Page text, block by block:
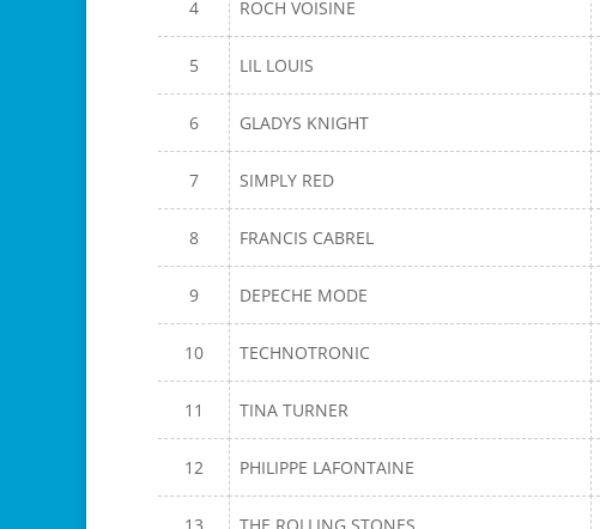
4 ROCH VOISINE
5 LIL LOUIS
6 GLADYS KNIGHT
7 SIMPLY RED
8 FRANCIS CABREL
9 DEPECHE MODE
10 TECHNOTRONIC
11 TINA TURNER
12 PHILIPPE LAFONTAINE